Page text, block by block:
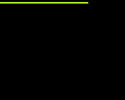
(Opens in a new tab)